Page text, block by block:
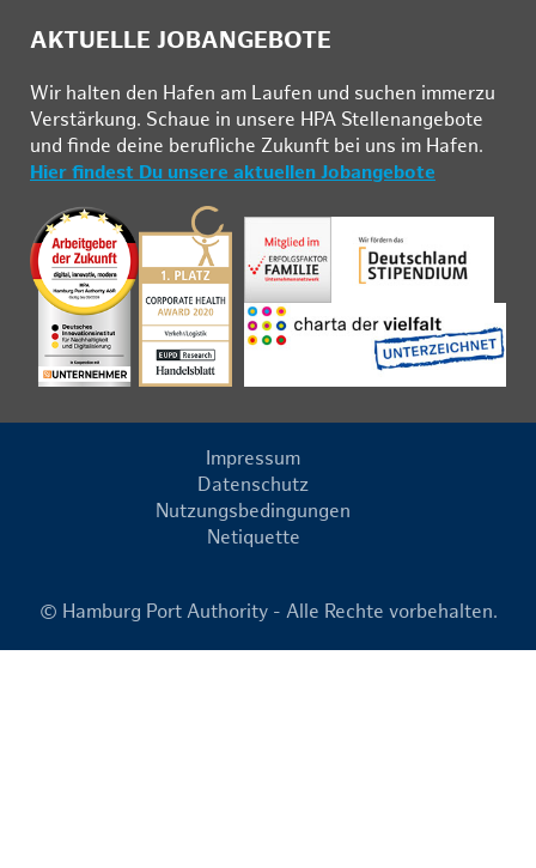
AKTUELLE JOBANGEBOTE
Wir hal­ten den Ha­fen am Lau­fen und su­chen im­mer­zu
Ver­stär­kung. Schau­e in un­se­re HPA Stel­len­an­ge­bo­te
und fin­de deine be­ruf­li­che Zu­kunft bei uns im Ha­fen.
Hier findest Du unsere aktuellen Jobangebote
Impressum
Datenschutz
Nutzungsbedingungen
Netiquette
© Hamburg Port Authority - Alle Rechte vorbehalten.